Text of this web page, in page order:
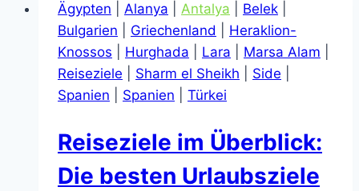
Marsa
Alam
dein
nächstes
Urlaubsziel
Ägypten
sein
sollte!
Ägypten Alanya Antalya Belek
Bulgarien
Griechenland
Heraklion-
Knossos
Hurghada Lara Marsa Alam
Reiseziele
Sharm el Sheikh Side
Spanien
Spanien Türkei
Reiseziele im Überblick:
Die besten Urlaubsziele